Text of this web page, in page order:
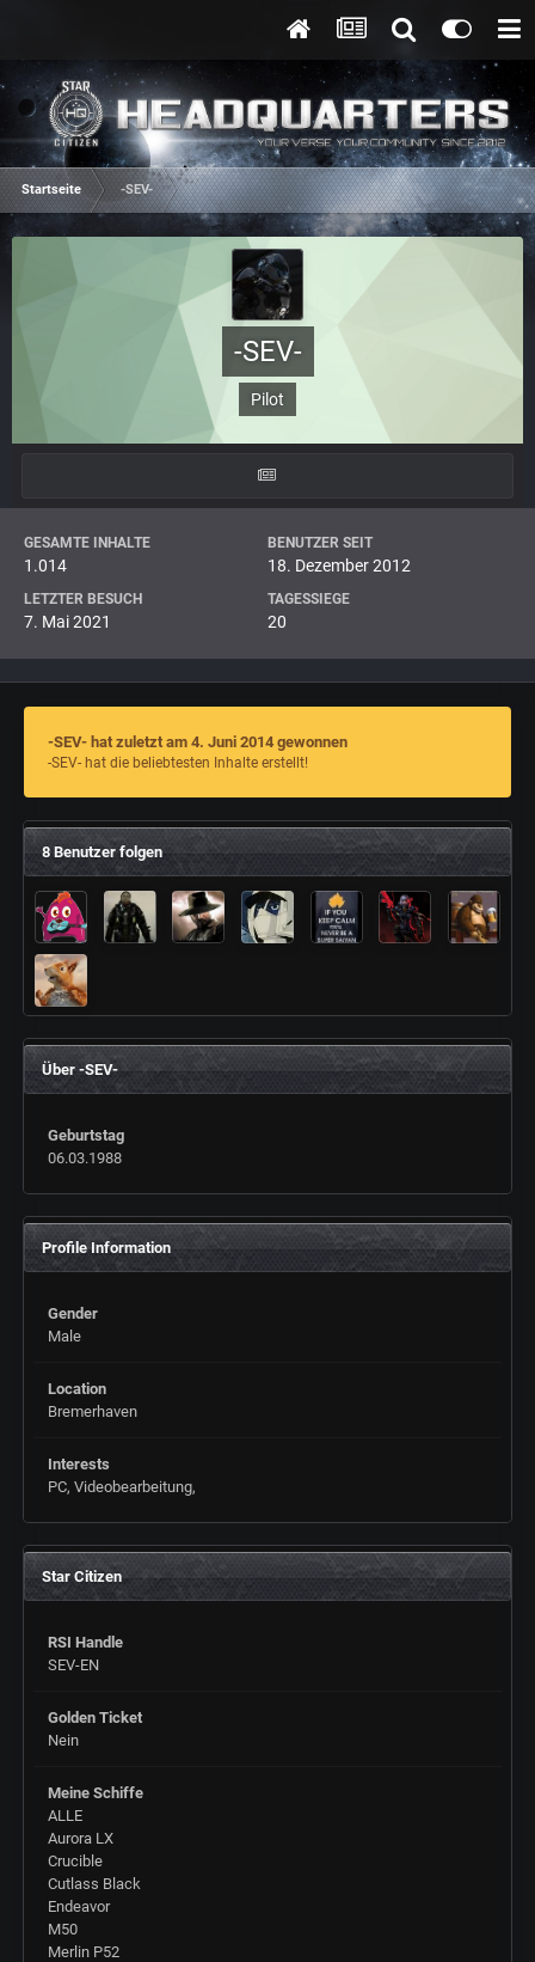
Startseite -SEV-
-SEV-
Pilot
GESAMTE INHALTE
1.014
BENUTZER SEIT
18. Dezember 2012
LETZTER BESUCH
7. Mai 2021
TAGESSIEGE
20
-SEV- hat zuletzt am 4. Juni 2014 gewonnen
-SEV- hat die beliebtesten Inhalte erstellt!
8 Benutzer folgen
Über -SEV-
Geburtstag
06.03.1988
Profile Information
Gender
Male
Location
Bremerhaven
Interests
PC, Videobearbeitung,
Star Citizen
RSI Handle
SEV-EN
Golden Ticket
Nein
Meine Schiffe
ALLE
Aurora LX
Crucible
Cutlass Black
Endeavor
M50
Merlin P52